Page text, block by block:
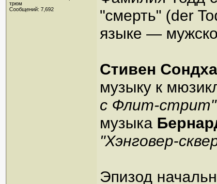
трюм
Сообщений: 7,692
"смерть" (der
языке —
Стивен
музыку к
с Флит-стрит"
музыка
"Хэнговер-
Эпизод